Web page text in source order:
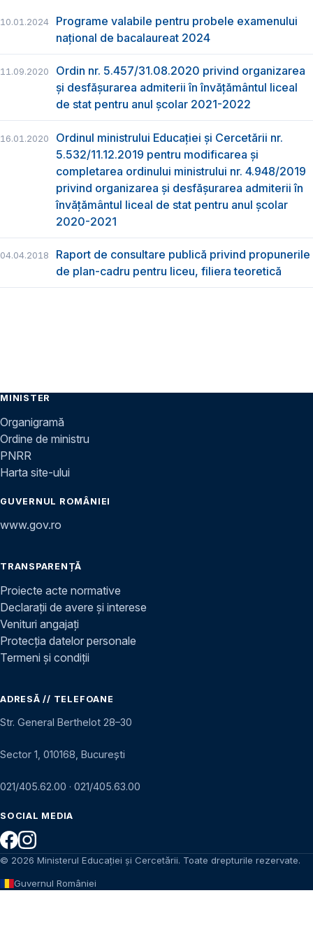
10.01.2024
Programe valabile pentru probele examenului
național de bacalaureat 2024
11.09.2020
Ordin nr. 5.457/31.08.2020 privind organizarea
și desfășurarea admiterii în învățământul liceal
de stat pentru anul școlar 2021-2022
16.01.2020
Ordinul ministrului Educației și Cercetării nr.
5.532/11.12.2019 pentru modificarea și
completarea ordinului ministrului nr. 4.948/2019
privind organizarea şi desfăşurarea admiterii în
învăţământul liceal de stat pentru anul şcolar
2020-2021
04.04.2018
Raport de consultare publică privind propunerile
de plan-cadru pentru liceu, filiera teoretică
MINISTER
Organigramă
Ordine de ministru
PNRR
Harta site-ului
GUVERNUL ROMÂNIEI
www.gov.ro
TRANSPARENȚĂ
Proiecte acte normative
Declarații de avere și interese
Venituri angajați
Protecția datelor personale
Termeni și condiții
ADRESĂ // TELEFOANE
Str. General Berthelot 28–30
Sector 1, 010168, București
021/405.62.00 · 021/405.63.00
SOCIAL MEDIA
© 2026 Ministerul Educației și Cercetării. Toate drepturile rezervate.
Guvernul României